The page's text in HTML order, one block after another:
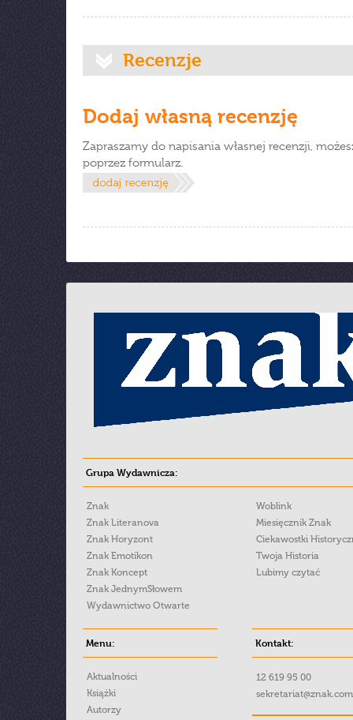
Recenzje
Dodaj własną recenzję
Zapraszamy do napisania własnej recenzji,
poprzez formularz.
Grupa Wydawnicza:
Znak
Znak Literanova
Znak Horyzont
Znak Emotikon
Znak Koncept
Znak JednymSłowem
Wydawnictwo Otwarte
Woblink
Miesięcznik Znak
Ciekawostki
Twoja Historia
Lubimy czytać
Menu:
Aktualności
Książki
Autorzy
Kontakt:
12 619 95 00